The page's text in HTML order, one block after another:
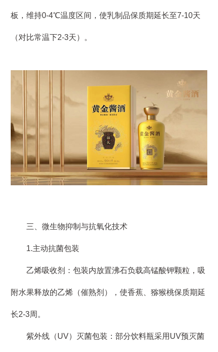
板，维持0-4℃温度区间，使乳制品保质期延长至7-10天
（对比常温下2-3天）。
三、微生物抑制与抗氧化技术
1.主动抗菌包装
乙烯吸收剂：包装内放置沸石负载高锰酸钾颗粒，吸
附水果释放的乙烯（催熟剂），使香蕉、猕猴桃保质期延
长2-3周。
紫外线（UV）灭菌包装：部分饮料瓶采用UV预灭菌